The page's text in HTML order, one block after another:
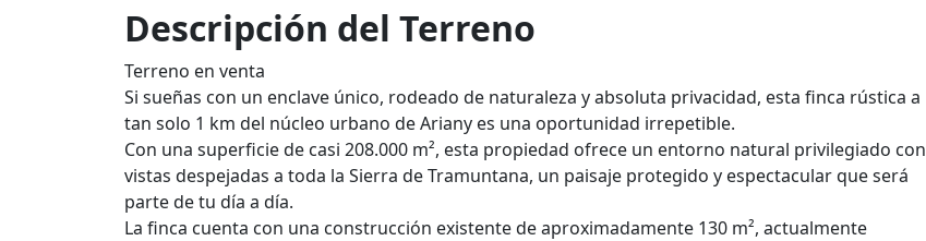
Descripción del Terreno
Terreno en venta
Si sueñas con un enclave único, rodeado de naturaleza y absoluta privacidad, esta finca rústica a
tan solo 1 km del núcleo urbano de Ariany es una oportunidad irrepetible.
Con una superficie de casi 208.000 m², esta propiedad ofrece un entorno natural privilegiado con
vistas despejadas a toda la Sierra de Tramuntana, un paisaje protegido y espectacular que será
parte de tu día a día.
La finca cuenta con una construcción existente de aproximadamente 130 m², actualmente